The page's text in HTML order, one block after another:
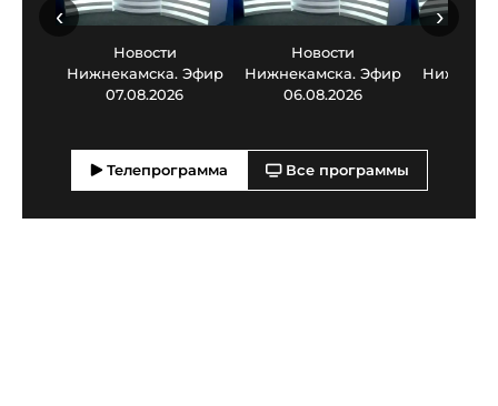
Новости
Нижнекамска. Эфир
07.08.2026
Новости
Нижнекамска. Эфир
06.08.2026
‹ ›
Телепрограмма Все программы